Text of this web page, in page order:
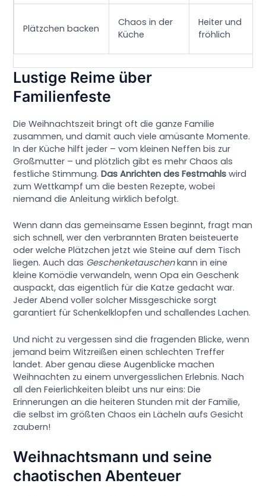
Plätzchen backen
Chaos in der
Küche
Heiter und
fröhlich
Lustige Reime über
Familienfeste
Die Weihnachtszeit bringt oft die ganze Familie
zusammen, und damit auch viele amüsante Momente.
In der Küche hilft jeder – vom kleinen Neffen bis zur
Großmutter – und plötzlich gibt es mehr Chaos als
festliche Stimmung.Das Anrichten des Festmahls wird
zum Wettkampf um die besten Rezepte, wobei
niemand die Anleitung wirklich befolgt.
Wenn dann das gemeinsame Essen beginnt, fragt man
sich schnell, wer den verbrannten Braten beisteuerte
oder welche Plätzchen jetzt wie Steine auf dem Tisch
liegen. Auch das Geschenketauschenkann in eine
kleine Komödie verwandeln, wenn Opa ein Geschenk
auspackt, das eigentlich für die Katze gedacht war.
Jeder Abend voller solcher Missgeschicke sorgt
garantiert für Schenkelklopfen und schallendes Lachen.
Und nicht zu vergessen sind die fragenden Blicke, wenn
jemand beim Witzreißen einen schlechten Treffer
landet. Aber genau diese Augenblicke machen
Weihnachten zu einem unvergesslichen Erlebnis. Nach
all den Feierlichkeiten bleibt uns nur eins: Die
Erinnerungen an die heiteren Stunden mit der Familie,
die selbst im größten Chaos ein Lächeln aufs Gesicht
zaubern!
Weihnachtsmann und seine
chaotischen Abenteuer